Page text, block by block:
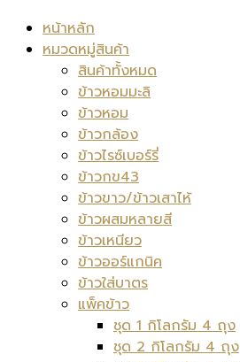
หน้าหลัก
หมวดหมู่สินค้า
สินค้าทั้งหมด
ข้าวหอมมะลิ
ข้าวหอม
ข้าวกล้อง
ข้าวไรซ์เบอร์รี่
ข้าวกข43
ข้าวขาว/ข้าวเสาไห้
ข้าวผสมหลายสี
ข้าวเหนียว
ข้าวออร์แกนิค
ข้าวใส่บาตร
แพ็คข้าว
ชุด 1 กิโลกรัม 4 ถุง
ชุด 2 กิโลกรัม 4 ถุง